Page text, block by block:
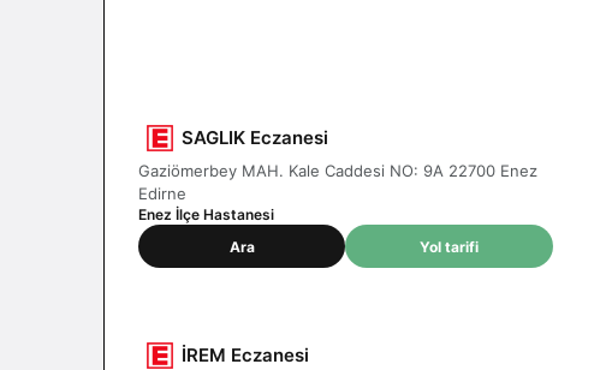
SAGLIK Eczanesi
Gaziömerbey MAH. Kale Caddesi NO: 9A 22700 Enez
Edirne
Enez İlçe Hastanesi
Ara
Yol tarifi
İREM Eczanesi